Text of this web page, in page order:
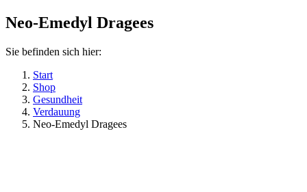
Neo-Emedyl Dragees
Sie befinden sich hier:
Start
Shop
Gesundheit
Verdauung
Neo-Emedyl Dragees